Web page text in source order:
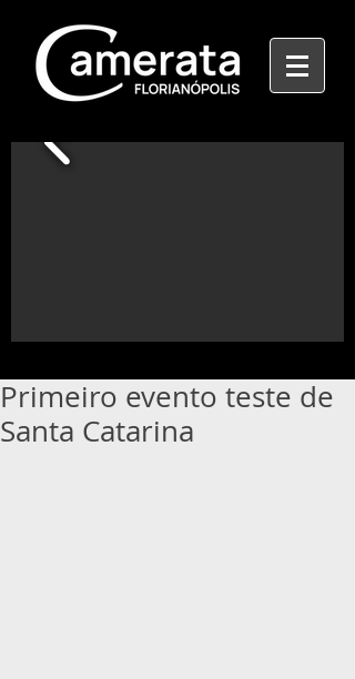
Primeiro evento teste de
Santa Catarina